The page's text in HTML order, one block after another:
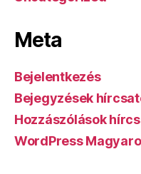
Meta
Bejelentkezés
Bejegyzések
Hozzászólások
WordPress